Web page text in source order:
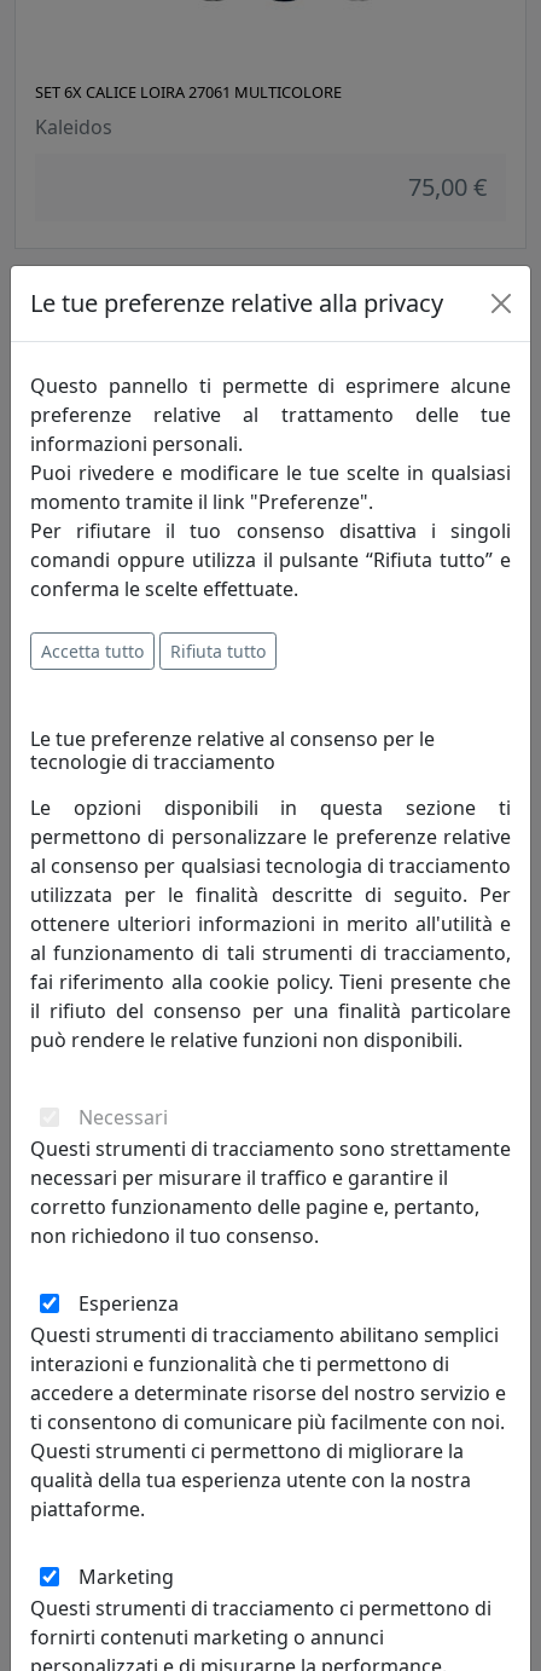
SET 6X CALICE LOIRA 27061 MULTICOLORE
Kaleidos
75,00 €
SET 6X CALICE LOIRA 27037 TRASPARENTE
Kaleidos
SET 6X CALICE LOIRA 27038 BLU NOTTE
Kaleidos
75,00 €
SET 6X CALICE LOIRA 27039 AZZURRO
Kaleidos
75,00 €
Le tue preferenze relative alla privacy
Questo pannello ti permette di esprimere alcune
preferenze relative al trattamento delle tue
informazioni personali.
Puoi rivedere e modificare le tue scelte in qualsiasi
momento tramite il link "Preferenze".
Per rifiutare il tuo consenso disattiva i singoli
comandi oppure utilizza il pulsante “Rifiuta tutto” e
conferma le scelte effettuate.
Accetta tutto Rifiuta tutto
Le tue preferenze relative al consenso per le
tecnologie di tracciamento
Le opzioni disponibili in questa sezione ti
permettono di personalizzare le preferenze relative
al consenso per qualsiasi tecnologia di tracciamento
utilizzata per le finalità descritte di seguito. Per
ottenere ulteriori informazioni in merito all'utilità e
al funzionamento di tali strumenti di tracciamento,
fai riferimento alla cookie policy. Tieni presente che
il rifiuto del consenso per una finalità particolare
può rendere le relative funzioni non disponibili.
Necessari
Questi strumenti di tracciamento sono strettamente
necessari per misurare il traffico e garantire il
corretto funzionamento delle pagine e, pertanto,
non richiedono il tuo consenso.
Esperienza
Questi strumenti di tracciamento abilitano semplici
interazioni e funzionalità che ti permettono di
accedere a determinate risorse del nostro servizio e
ti consentono di comunicare più facilmente con noi.
Questi strumenti ci permettono di migliorare la
qualità della tua esperienza utente con la nostra
piattaforme.
Marketing
Questi strumenti di tracciamento ci permettono di
fornirti contenuti marketing o annunci